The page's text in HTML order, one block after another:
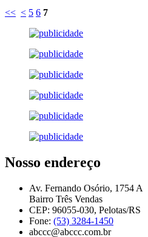
<< < 5 6 7
Nosso endereço
Av. Fernando Osório, 1754 A
Bairro Três Vendas
CEP: 96055-030, Pelotas/RS
Fone: (53) 3284-1450
abccc@abccc.com.br